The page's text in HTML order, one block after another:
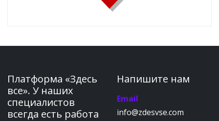
Платформа «Здесь
все». У наших
специалистов
всегда есть работа
Напишите нам
Email
info@zdesvse.com